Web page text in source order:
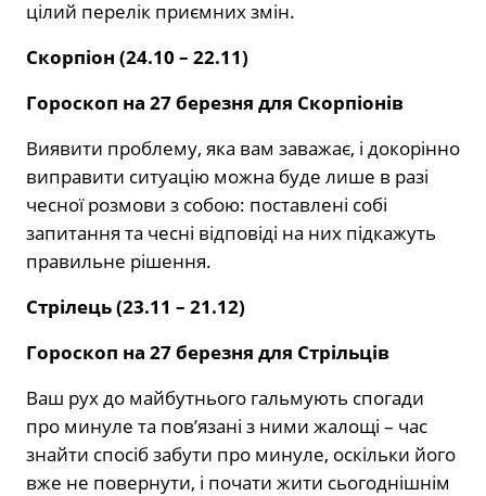
цілий перелік приємних змін.
Скорпіон (24.10 – 22.11)
Гороскоп на 27 березня для Скорпіонів
Виявити проблему, яка вам заважає, і докорінно
виправити ситуацію можна буде лише в разі
чесної розмови з собою: поставлені собі
запитання та чесні відповіді на них підкажуть
правильне рішення.
Стрілець (23.11 – 21.12)
Гороскоп на 27 березня для Стрільців
Ваш рух до майбутнього гальмують спогади
про минуле та пов’язані з ними жалощі – час
знайти спосіб забути про минуле, оскільки його
вже не повернути, і почати жити сьогоднішнім